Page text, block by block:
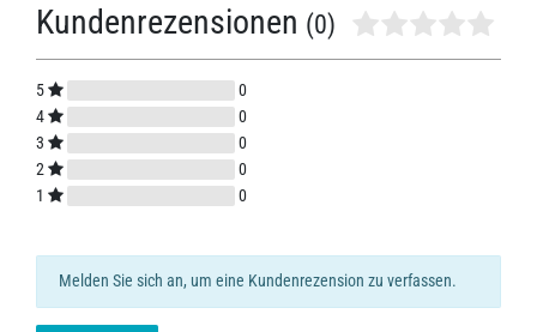
Kundenrezensionen (0)
5
0
4
0
3
0
2
0
1
0
Melden Sie sich an, um eine Kundenrezension zu verfassen.